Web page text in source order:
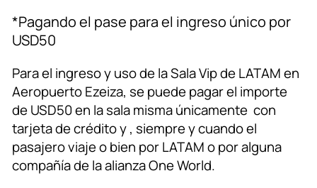
*Pagando el pase para el ingreso único por
USD50
Para el ingreso y uso de la Sala Vip de LATAM en
Aeropuerto Ezeiza, se puede pagar el importe
de USD50 en la sala misma únicamente con
tarjeta de crédito y , siempre y cuando el
pasajero viaje o bien por LATAM o por alguna
compañía de la alianza One World.